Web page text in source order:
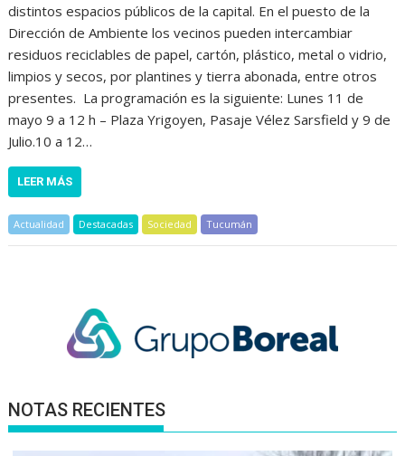
distintos espacios públicos de la capital. En el puesto de la
Dirección de Ambiente los vecinos pueden intercambiar
residuos reciclables de papel, cartón, plástico, metal o vidrio,
limpios y secos, por plantines y tierra abonada, entre otros
presentes. La programación es la siguiente: Lunes 11 de
mayo 9 a 12 h – Plaza Yrigoyen, Pasaje Vélez Sarsfield y 9 de
Julio.10 a 12…
LEER MÁS
Actualidad Destacadas Sociedad Tucumán
NOTAS RECIENTES